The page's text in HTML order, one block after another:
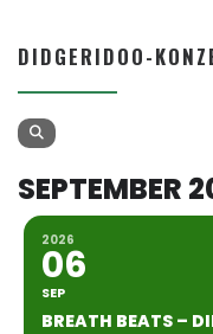
DIDGERIDOO-
SEPTEMBER
2026
06
SEP
BREATH BEATS –